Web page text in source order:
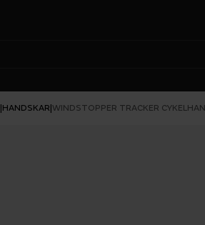
HANDSKAR WINDSTOPPER TRACKER